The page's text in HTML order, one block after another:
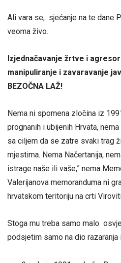
Ali vara se, sjećanje na te dane
veoma živo.
Izjednačavanje žrtve i
manipuliranje i zavaravanje
BEZOČNA LAŽ!
Nema ni spomena zločina iz
prognanih i ubijenih Hrvata,
sa ciljem da se zatre svaki trag
mjestima. Nema Načertanija,
istrage naše ili vaše,” nema
Valerijanova memoranduma ni
hrvatskom teritoriju na crti
Stoga mu treba samo malo
podsjetim samo na dio razaranja